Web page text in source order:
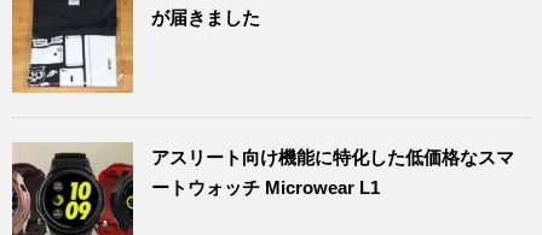
が届きました
アスリート向け機能に特化した低価格なスマ
ートウォッチ Microwear L1